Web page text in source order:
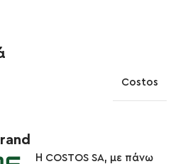
Costos
Η COSTOS SA, με πάνω